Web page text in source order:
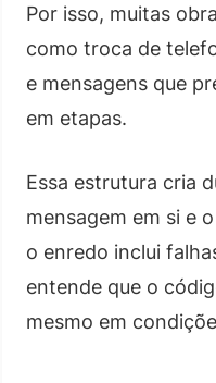
Por isso, muitas
como troca de
e mensagens que
em etapas.
Essa estrutura cria
mensagem em si e
o enredo inclui
entende que o
mesmo em